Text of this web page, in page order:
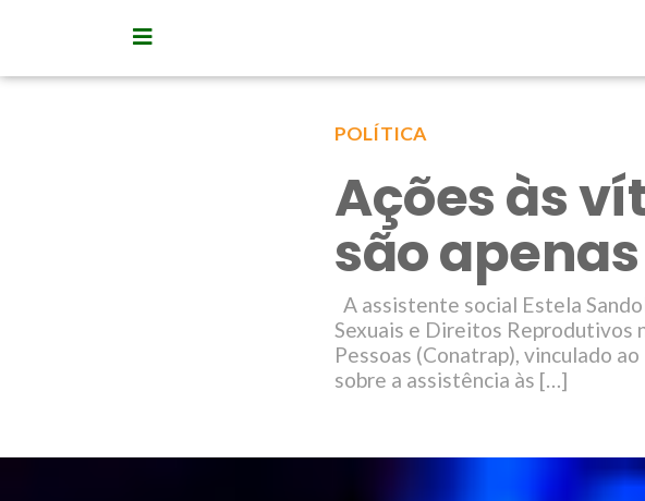
POLÍTICA
Ações às
são
A assistente social Estela
Sexuais e Direitos Reprodutivos
Pessoas (Conatrap), vinculado
sobre a assistência às […]